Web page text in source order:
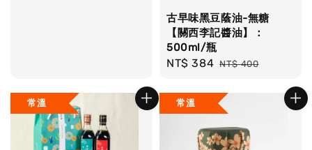
古早味黑豆蔭油-無糖
【關西李記醬油】：
500ml/瓶
Sale
NT$ 384 Regular
NT$ 400
常溫 常溫